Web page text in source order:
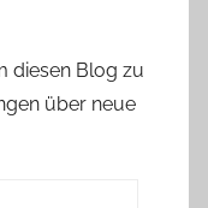
diesen Blog zu
über neue